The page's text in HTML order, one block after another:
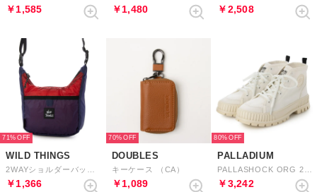
￥1,585 ￥1,480 ￥2,508
71%
WILD THINGS
￥1,366
70%
DOUBLES
キーケース （CA）
￥1,089
80%
PALLADIUM
￥3,242